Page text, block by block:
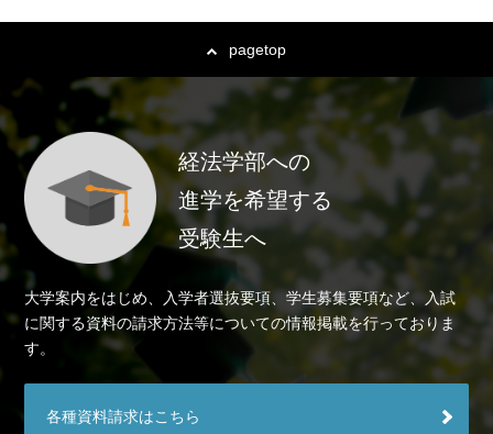
pagetop
経法学部への
進学を希望する
受験生へ
大学案内をはじめ、入学者選抜要項、学生募集要項など、入試
に関する資料の請求方法等についての情報掲載を行っておりま
す。
各種資料請求はこちら